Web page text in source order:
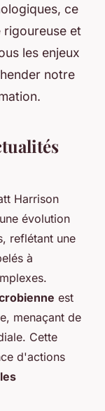
ce
rigoureuse et
les enjeux
notre
Harrison
évolution
reflétant une
à
est
menaçant de
Cette
d'actions